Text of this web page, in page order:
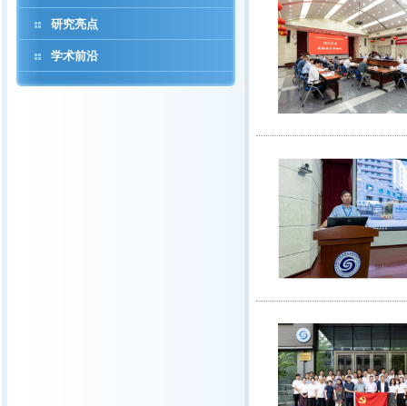
研究亮点
学术前沿